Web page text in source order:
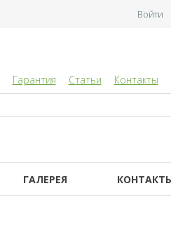
Войти
Гарантия Статьи Контакты
ГАЛЕРЕЯ